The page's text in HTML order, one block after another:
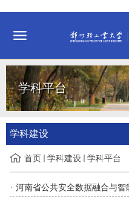
学科平台
学科建设
首页 学科建设 学科平台
河南省公共安全数据融合与